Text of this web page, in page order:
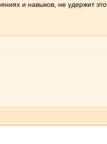
и навыков, не удержит